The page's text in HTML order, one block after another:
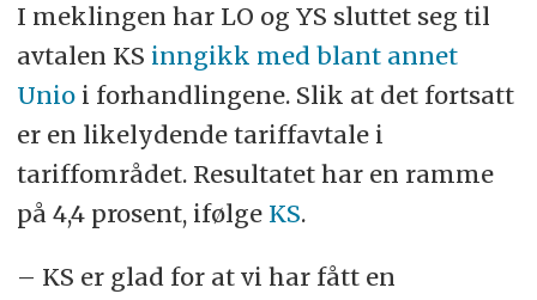
I meklingen har LO og YS sluttet seg til
avtalen KS inngikk med blant annet
Unioi forhandlingene. Slik at det fortsatt
er en likelydende tariffavtale i
tariffområdet. Resultatet har en ramme
på 4,4 prosent, ifølge KS.
– KS er glad for at vi har fått en